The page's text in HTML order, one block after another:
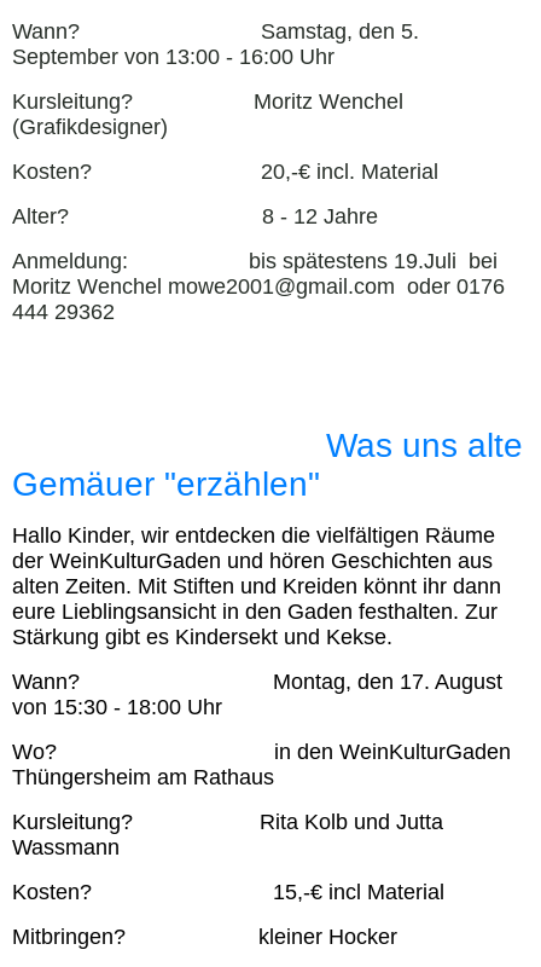
Wann? Samstag, den 5.
September von 13:00 - 16:00 Uhr
Kursleitung? Moritz Wenchel
(Grafikdesigner)
Kosten? 20,-€ incl. Material
Alter? 8 - 12 Jahre
Anmeldung: bis spätestens 19.Juli bei
Moritz Wenchel mowe2001@gmail.com oder 0176
444 29362
Was uns alte
Gemäuer "erzählen"
Hallo Kinder, wir entdecken die vielfältigen Räume
der WeinKulturGaden und hören Geschichten aus
alten Zeiten. Mit Stiften und Kreiden könnt ihr dann
eure Lieblingsansicht in den Gaden festhalten. Zur
Stärkung gibt es Kindersekt und Kekse.
Wann? Montag, den 17. August
von 15:30 - 18:00 Uhr
Wo? in den WeinKulturGaden
Thüngersheim am Rathaus
Kursleitung? Rita Kolb und Jutta
Wassmann
Kosten? 15,-€ incl Material
Mitbringen? kleiner Hocker